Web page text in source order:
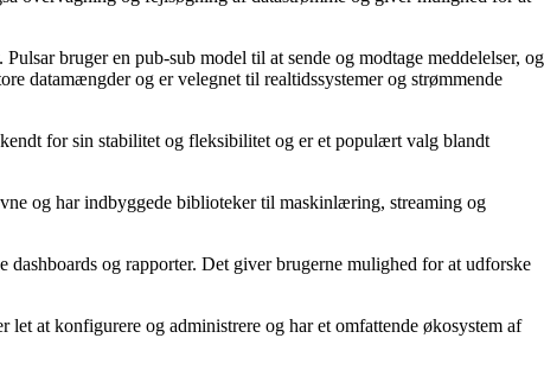
bruger en pub-sub model til at sende og modtage meddelelser, og
datamængder og er velegnet til realtidssystemer og strømmende
for sin stabilitet og fleksibilitet og er et populært valg blandt
og har indbyggede biblioteker til maskinlæring, streaming og
og rapporter. Det giver brugerne mulighed for at udforske
let at konfigurere og administrere og har et omfattende økosystem af